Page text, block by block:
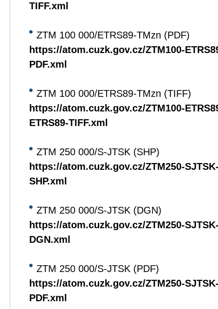
TIFF.xml
ZTM 100 000/ETRS89-TMzn (PDF)
https://atom.cuzk.gov.cz/ZTM100-
PDF.xml
ZTM 100 000/ETRS89-TMzn (TIFF)
https://atom.cuzk.gov.cz/ZTM100-
ETRS89-TIFF.xml
ZTM 250 000/S-JTSK (SHP)
https://atom.cuzk.gov.cz/ZTM250-
SHP.xml
ZTM 250 000/S-JTSK (DGN)
https://atom.cuzk.gov.cz/ZTM250-
DGN.xml
ZTM 250 000/S-JTSK (PDF)
https://atom.cuzk.gov.cz/ZTM250-
PDF.xml